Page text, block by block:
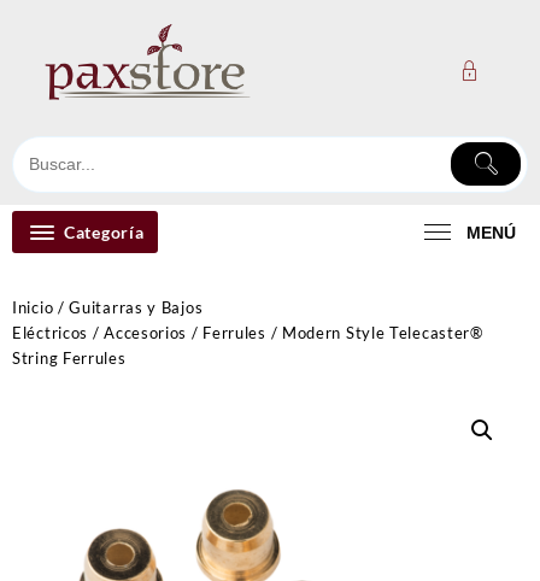
contenido
Categoría MENÚ
Inicio /Guitarras y Bajos
Eléctricos /Accesorios / Ferrules / Modern Style Telecaster®
String Ferrules